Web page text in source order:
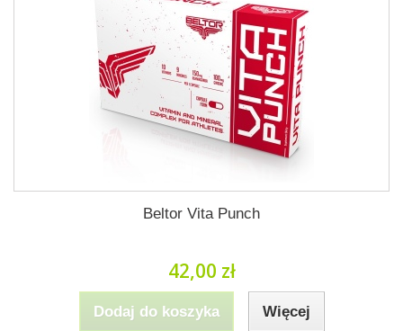
Beltor Vita Punch
42,00 zł
Dodaj do koszyka Więcej